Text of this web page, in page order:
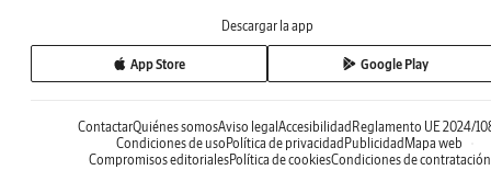
Descargar la app
App Store Google Play
ContactarQuiénes somosAviso legal Accesibilidad Reglamento UE 2024/
Condiciones de uso Política de privacidad Publicidad Mapa web
Compromisos editorialesPolítica de cookiesCondiciones de contratación